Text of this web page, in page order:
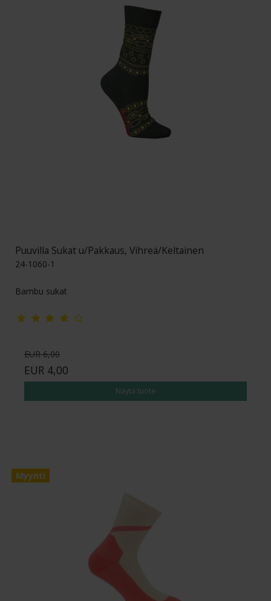
Puuvilla Sukat u/Pakkaus, Vihreä/Keltainen
24-1060-1
Bambu sukat
EUR 6,00
EUR 4,00
Näytä tuote
Myynti